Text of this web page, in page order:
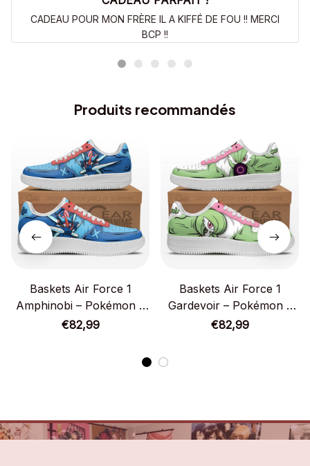
CADEAU POUR MON FRÈRE IL A KIFFÉ DE FOU !! MERCI
BCP !!
Produits recommandés
Baskets Air Force 1
Amphinobi – Pokémon –
Chaussures d’anime
€82,99
Baskets Air Force 1
Gardevoir – Pokémon –
Chaussures d’anime
€82,99